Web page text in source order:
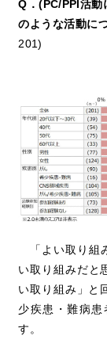
Q．(PC/PPI活動
のような活動に
201)
「よい取り組
い取り組みだと
い取り組み」と
少疾患・難病患
す。